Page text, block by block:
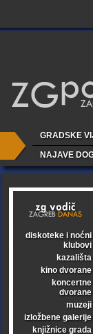
GRADSKE
NAJAVE
diskoteke i noćni
klubovi
kazališta
kino dvorane
koncertne
dvorane
muzeji
izložbene galerije
knjižnice grada